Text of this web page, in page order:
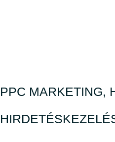
PPC MARKETING,